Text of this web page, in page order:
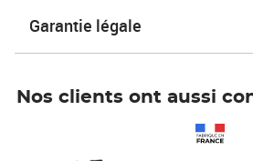
Garantie légale
Nos clients ont aussi